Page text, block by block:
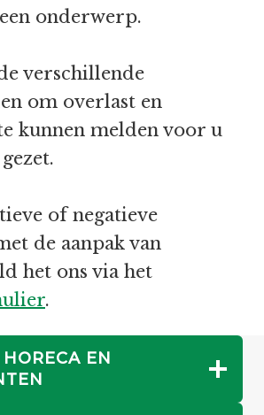
onderwerp.
verschillende
om overlast en
kunnen melden voor u
of negatieve
de aanpak van
het ons via het
.
EN